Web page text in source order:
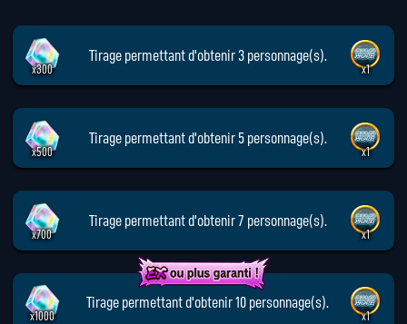
x300
Tirage permettant d'obtenir 3 personnage(s).
x1
x500
Tirage permettant d'obtenir 5 personnage(s).
x1
x700
Tirage permettant d'obtenir 7 personnage(s).
x1
x1000
Tirage permettant d'obtenir 10 personnage(s).
x1